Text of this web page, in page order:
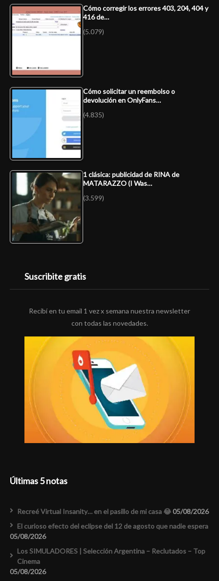
Cómo corregir los errores 403, 204, 404 y
416 de…
(5.079)
Cómo solicitar un reembolso o
devolución en OnlyFans…
(4.835)
1 clásica: publicidad de RINA de
MATARAZZO (I Was…
(3.599)
Suscribite gratis
Recibí en tu email 1 vez x semana nuestra newsletter
con todas las novedades.
Últimas 5 notas
Recreé Virtual Insanity… en el pasillo de mi casa 😂05/08/2026
El curioso efecto del eclipse del 12 de agosto que nadie espera
05/08/2026
Los SIMULADORES | Selección Argentina – Reclutados – Top
Cinema
05/08/2026